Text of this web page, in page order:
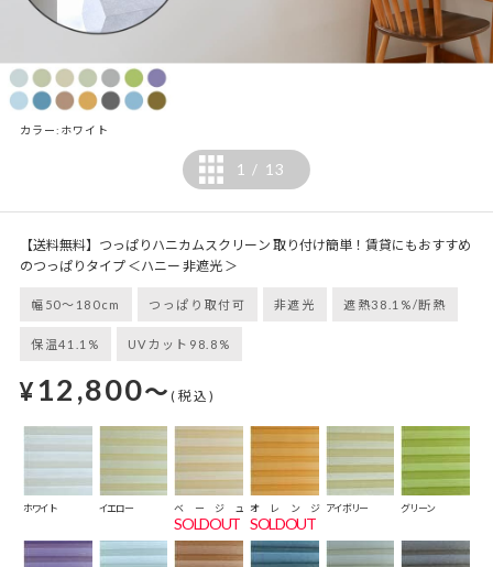
カラー:ホワイト
1 / 13
【送料無料】つっぱりハニカムスクリーン 取り付け簡単！賃貸にもおすすめ
のつっぱりタイプ ＜ハニー 非遮光 ＞
幅50～180cm つっぱり取付可 非遮光 遮熱38.1%/断熱
保温41.1% UVカット98.8%
¥12,800～(税込)
ホワイト イエロー ベージュ
SOLDOUT
オレンジ
SOLDOUT
アイボリー グリーン